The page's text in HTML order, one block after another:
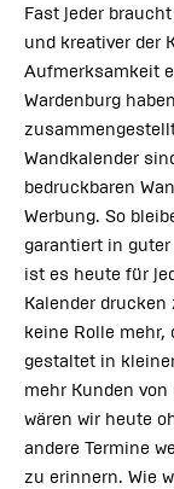
Fast jeder
und kreativer der
Aufmerksamkeit
Wardenburg
Wandkalender
bedruckbaren
Werbung. So
garantiert in
ist es heute für
Kalender drucken
keine Rolle mehr,
gestaltet in
mehr Kunden
wären wir heute
andere Termine
zu erinnern. Wie